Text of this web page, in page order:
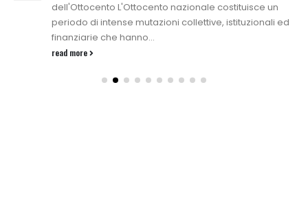
dell'Ottocento L'Ottocento nazionale costituisce un
periodo di intense mutazioni collettive, istituzionali ed
finanziarie che hanno...
read more